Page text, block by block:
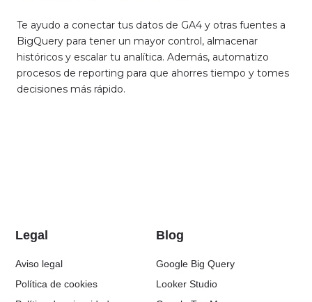
Te ayudo a conectar tus datos de GA4 y otras fuentes a
BigQuery para tener un mayor control, almacenar
históricos y escalar tu analítica. Además, automatizo
procesos de reporting para que ahorres tiempo y tomes
decisiones más rápido.
Blog
Google Big Query
Looker Studio
Legal
Aviso legal
Política de cookies